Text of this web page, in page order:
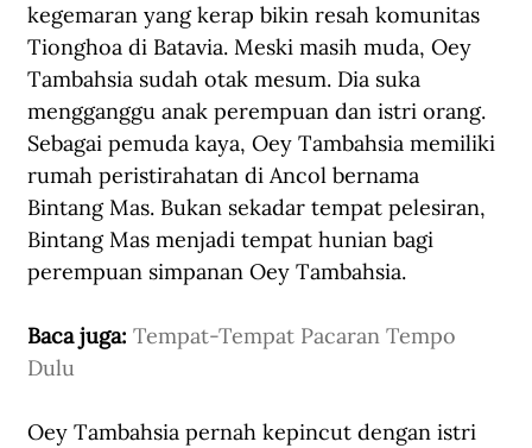
kegemaran yang kerap bikin resah komunitas
Tionghoa di Batavia. Meski masih muda, Oey
Tambahsia sudah otak mesum. Dia suka
mengganggu anak perempuan dan istri orang.
Sebagai pemuda kaya, Oey Tambahsia memiliki
rumah peristirahatan di Ancol bernama
Bintang Mas. Bukan sekadar tempat pelesiran,
Bintang Mas menjadi tempat hunian bagi
perempuan simpanan Oey Tambahsia.
Baca juga: Tempat-Tempat Pacaran Tempo
Dulu
Oey Tambahsia pernah kepincut dengan istri